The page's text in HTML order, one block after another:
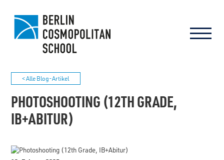
< Alle Blog-Artikel
PHOTOSHOOTING (12TH GRADE,
IB+ABITUR)